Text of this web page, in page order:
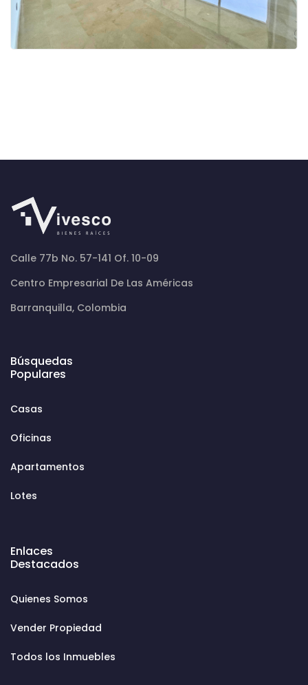
Calle 77b No. 57-141 Of. 10-09
Centro Empresarial De Las Américas
Barranquilla, Colombia
Búsquedas
Populares
Casas
Oficinas
Apartamentos
Lotes
Enlaces
Destacados
Quienes Somos
Vender Propiedad
Todos los Inmuebles